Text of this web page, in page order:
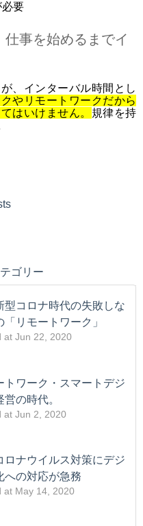
必要
事を始めるまでイ
、インターバル時間とし
やリモートワークだから
はいけません。 規律を持
ゴリー
型コロナ時代の失敗しな
「リモートワーク」
at Jun 22, 2020
トワーク・スマートデジ
営の時代。
at Jun 2, 2020
ロナウイルス対策にデジ
への対応が急務
at May 14, 2020